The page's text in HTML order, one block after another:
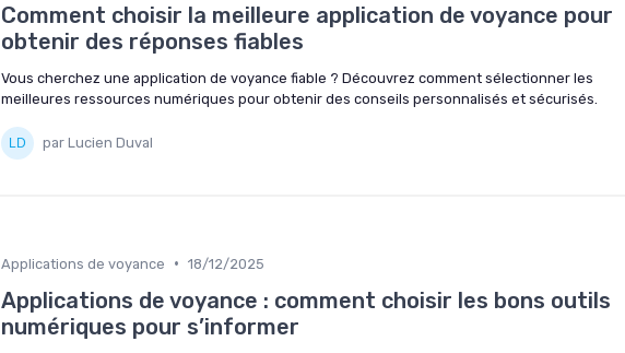
Comment choisir la meilleure application de voyance pour
obtenir des réponses fiables
Vous cherchez une application de voyance fiable ? Découvrez comment sélectionner les
meilleures ressources numériques pour obtenir des conseils personnalisés et sécurisés.
par Lucien Duval
Applications de voyance • 18/12/2025
Applications de voyance : comment choisir les bons outils
numériques pour s’informer